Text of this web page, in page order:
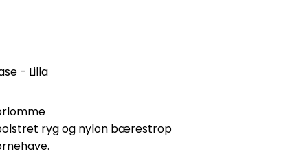
- Lilla
ryg og nylon bærestrop